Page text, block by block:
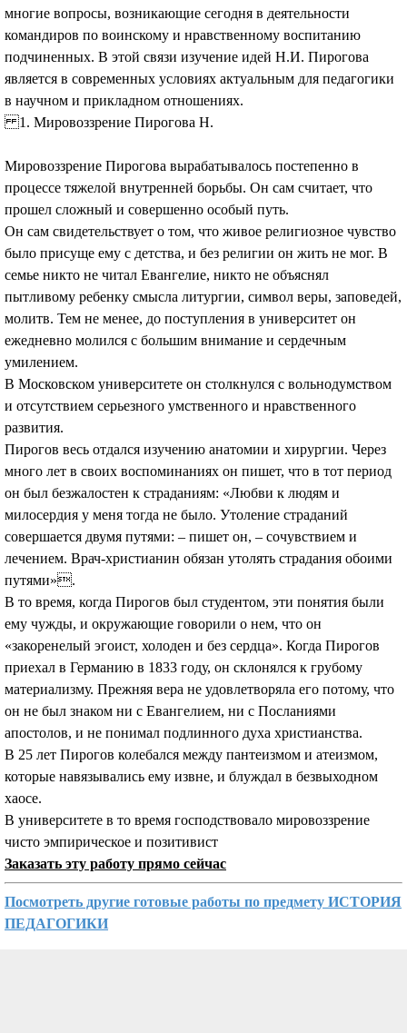
многие вопросы, возникающие сегодня в деятельности
командиров по воинскому и нравственному воспитанию
подчиненных. В этой связи изучение идей Н.И. Пирогова
является в современных условиях актуальным для педагогики
в научном и прикладном отношениях.
1. Мировоззрение Пирогова Н.
Мировоззрение Пирогова вырабатывалось постепенно в
процессе тяжелой внутренней борьбы. Он сам считает, что
прошел сложный и совершенно особый путь.
Он сам свидетельствует о том, что живое религиозное чувство
было присуще ему с детства, и без религии он жить не мог. В
семье никто не читал Евангелие, никто не объяснял
пытливому ребенку смысла литургии, символ веры, заповедей,
молитв. Тем не менее, до поступления в университет он
ежедневно молился с большим внимание и сердечным
умилением.
В Московском университете он столкнулся с вольнодумством
и отсутствием серьезного умственного и нравственного
развития.
Пирогов весь отдался изучению анатомии и хирургии. Через
много лет в своих воспоминаниях он пишет, что в тот период
он был безжалостен к страданиям: «Любви к людям и
милосердия у меня тогда не было. Утоление страданий
совершается двумя путями: – пишет он, – сочувствием и
лечением. Врач-христианин обязан утолять страдания обоими
путями».
В то время, когда Пирогов был студентом, эти понятия были
ему чужды, и окружающие говорили о нем, что он
«закоренелый эгоист, холоден и без сердца». Когда Пирогов
приехал в Германию в 1833 году, он склонялся к грубому
материализму. Прежняя вера не удовлетворяла его потому, что
он не был знаком ни с Евангелием, ни с Посланиями
апостолов, и не понимал подлинного духа христианства.
В 25 лет Пирогов колебался между пантеизмом и атеизмом,
которые навязывались ему извне, и блуждал в безвыходном
хаосе.
В университете в то время господствовало мировоззрение
чисто эмпирическое и позитивист
Заказать эту работу прямо сейчас
Посмотреть другие готовые работы по предмету ИСТОРИЯ
ПЕДАГОГИКИ